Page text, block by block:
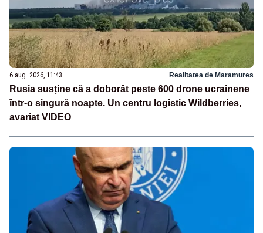
6 aug. 2026, 11:43 Realitatea de Maramures
Rusia susține că a doborât peste 600 drone ucrainene
într-o singură noapte. Un centru logistic Wildberries,
avariat VIDEO